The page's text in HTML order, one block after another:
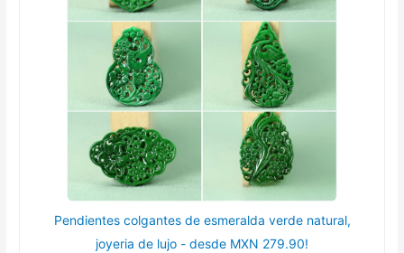
Pendientes colgantes de esmeralda verde natural,
joyeria de lujo - desde MXN 279.90!